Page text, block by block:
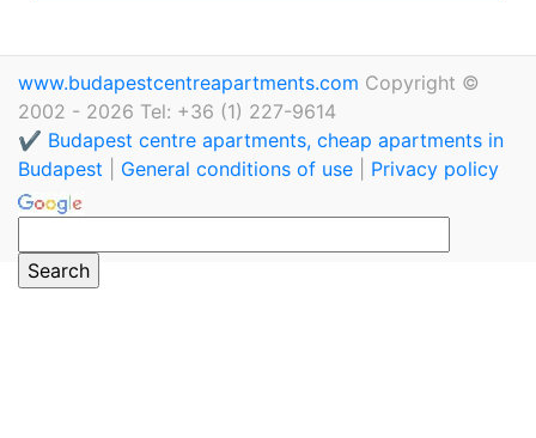
www.budapestcentreapartments.com Copyright ©
2002 - 2026 Tel: +36 (1) 227-9614
✔️ Budapest centre apartments, cheap apartments in
Budapest
General conditions of use Privacy policy